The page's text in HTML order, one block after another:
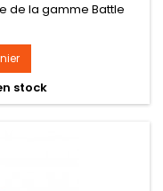
de la gamme Battle
cm environ
stock